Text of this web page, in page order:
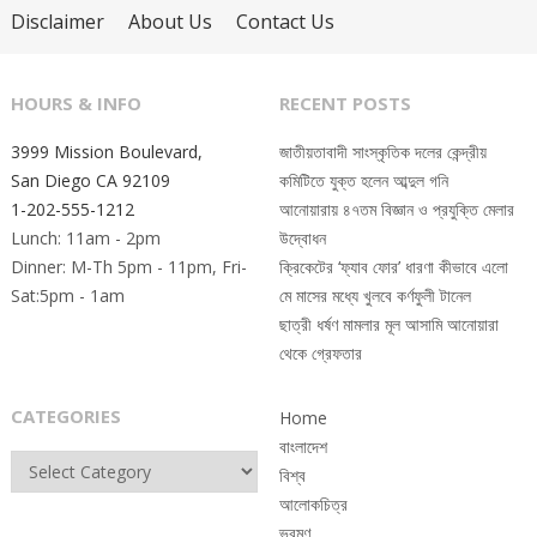
Disclaimer About Us Contact Us
HOURS & INFO
3999 Mission Boulevard,
San Diego CA 92109
1-202-555-1212
Lunch: 11am - 2pm
Dinner: M-Th 5pm - 11pm, Fri-
Sat:5pm - 1am
RECENT POSTS
জাতীয়তাবাদী সাংস্কৃতিক দলের কেন্দ্রীয়
কমিটিতে যুক্ত হলেন আব্দুল গনি
আনোয়ারায় ৪৭তম বিজ্ঞান ও প্রযুক্তি মেলার
উদ্বোধন
ক্রিকেটের ‘ফ্যাব ফোর’ ধারণা কীভাবে এলো
মে মাসের মধ্যে খুলবে কর্ণফুলী টানেল
ছাত্রী ধর্ষণ মামলার মূল আসামি আনোয়ারা
থেকে গ্রেফতার
CATEGORIES
Categories
Home
বাংলাদেশ
বিশ্ব
আলোকচিত্র